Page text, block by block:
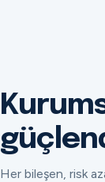
Her bileşen, risk